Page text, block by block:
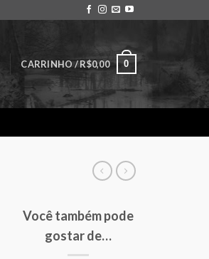
CARRINHO /R$0,00 0
Você também pode
gostar de…